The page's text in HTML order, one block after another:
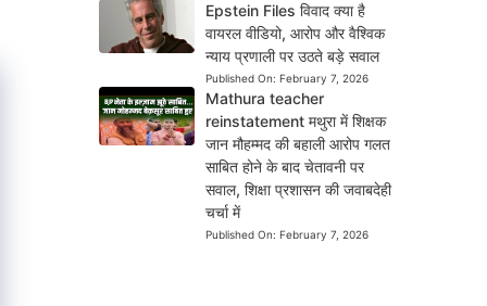
Epstein Files विवाद क्या है
वायरल वीडियो, आरोप और वैश्विक
न्याय प्रणाली पर उठते बड़े सवाल
Published On: February 7, 2026
Mathura teacher
reinstatement मथुरा में शिक्षक
जान मौहम्मद की बहाली आरोप गलत
साबित होने के बाद चेतावनी पर
सवाल, शिक्षा प्रशासन की जवाबदेही
चर्चा में
Published On: February 7, 2026